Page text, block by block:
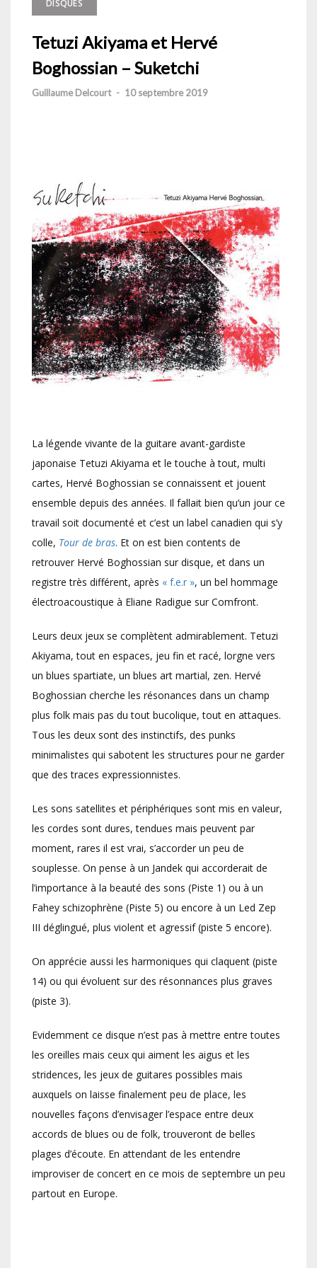
DISQUES
Tetuzi Akiyama et Hervé
Boghossian – Suketchi
Guillaume Delcourt - 10 septembre 2019
La légende vivante de la guitare avant-gardiste
japonaise Tetuzi Akiyama et le touche à tout, multi
cartes, Hervé Boghossian se connaissent et jouent
ensemble depuis des années. Il fallait bien qu’un jour ce
travail soit documenté et c’est un label canadien qui s’y
colle, Tour de bras. Et on est bien contents de
retrouver Hervé Boghossian sur disque, et dans un
registre très différent, après « f.e.r », un bel hommage
électroacoustique à Eliane Radigue sur Comfront.
Leurs deux jeux se complètent admirablement. Tetuzi
Akiyama, tout en espaces, jeu fin et racé, lorgne vers
un blues spartiate, un blues art martial, zen. Hervé
Boghossian cherche les résonances dans un champ
plus folk mais pas du tout bucolique, tout en attaques.
Tous les deux sont des instinctifs, des punks
minimalistes qui sabotent les structures pour ne garder
que des traces expressionnistes.
Les sons satellites et périphériques sont mis en valeur,
les cordes sont dures, tendues mais peuvent par
moment, rares il est vrai, s’accorder un peu de
souplesse. On pense à un Jandek qui accorderait de
l’importance à la beauté des sons (Piste 1) ou à un
Fahey schizophrène (Piste 5) ou encore à un Led Zep
III déglingué, plus violent et agressif (piste 5 encore).
On apprécie aussi les harmoniques qui claquent (piste
14) ou qui évoluent sur des résonnances plus graves
(piste 3).
Evidemment ce disque n’est pas à mettre entre toutes
les oreilles mais ceux qui aiment les aigus et les
stridences, les jeux de guitares possibles mais
auxquels on laisse finalement peu de place, les
nouvelles façons d’envisager l’espace entre deux
accords de blues ou de folk, trouveront de belles
plages d’écoute. En attendant de les entendre
improviser de concert en ce mois de septembre un peu
partout en Europe.